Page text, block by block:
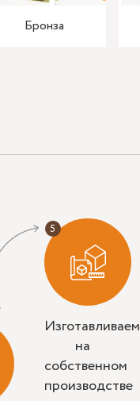
Бронза
Изготавливаем
на
собственном
производстве